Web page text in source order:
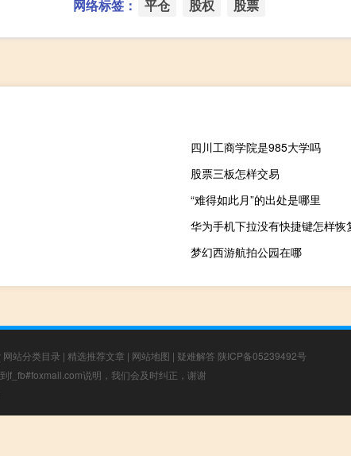
网络标签： 平仓 股权 股票
四川工商学院是985大学吗
股票三板怎样交易
“难得如此月”的出处是哪里
华为手机下拉没有快捷键怎样恢
梦幻西游航拍公园在哪
网站分类目录 | 精选推荐文章 | 网站地图 | 疑难解答 陕ICP备05239492号
f_fb#foxmail.com说明，我们会及时纠正，谢谢